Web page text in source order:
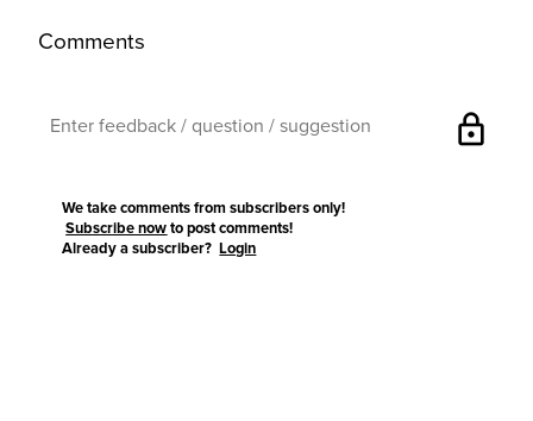
Comments
lock
We take comments from subscribers only!
Subscribe now to post comments!
Already a subscriber?Login